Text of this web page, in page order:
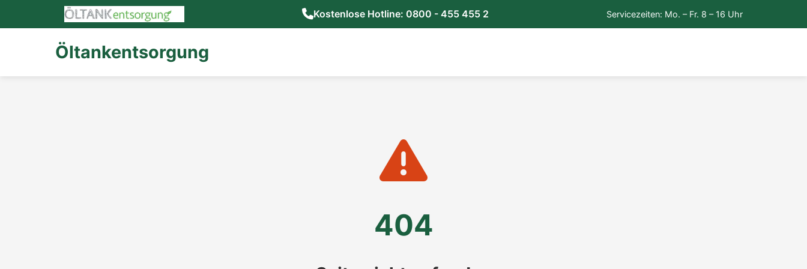
Kostenlose Hotline: 0800 - 455 455 2 Servicezeiten: Mo. – Fr. 8 – 16 Uhr
Öltankentsorgung
404